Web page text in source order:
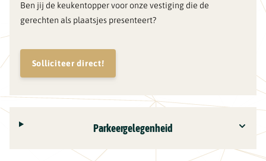
Ben jij de keukentopper voor onze vestiging die de
gerechten als plaatsjes presenteert?
Solliciteer direct!
Parkeergelegenheid